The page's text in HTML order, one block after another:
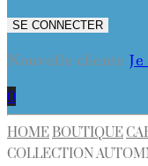
SE CONNECTER
Nouvelle cliente
0
HOME BOUTIQUE
COLLECTION